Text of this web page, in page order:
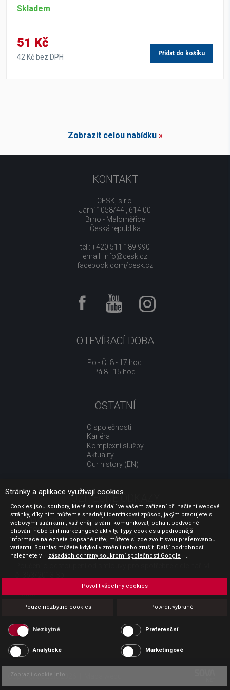
Skladem
51 Kč
42 Kč bez DPH Přidat do košíku
Zobrazit celou nabídku»
KONTAKT
CESK, s.r.o.
Jarní 1058/44i, 614 00
Brno - Maloměřice
Česká republika
tel.: +420 511 189 990
email: info@cesk.cz
facebook.com/cesk.cz
OTEVÍRACÍ DOBA
Po - Čt 8 - 17 hod.
Pá 8 - 15 hod.
OSTATNÍ
O společnosti
Kariéra
Komplexní služby
Aktuality
Our history (EN)
UŽITEČNÉ ODKAZY
Jak nakupovat
Obchodní podmínky
GDPR - ochrana osobních údajů
Profil zadavatele
Sdělení před uzavřením kupní smlouvy pro spotřebitele
Platba
Povinná publicita
Copyright CESK 2026 |
Stránky a aplikace využívají cookies.
Cookies jsou soubory, které se ukládají ve vašem zařízení při načtení webové
stránky, díky nim můžeme snadněji identifikovat způsob, jakým pracujete s
webovými stránkami, vstřícněji s vámi komunikovat, odhalit podvodné
chování nebo cílit marketingové aktivity. Typy cookies a podrobnější
informace naleznete popsané níže, můžete si zde zvolit svou preferovanou
variantu. Souhlas můžete kdykoliv změnit nebo zrušit. Další podrobnosti
naleznete v
zásadách ochrany soukromí společnosti Google .
Pouze nezbytné cookies Potvrdit vybrané
Povolit všechny cookies
Nezbytné Preferenční
Analytické Marketingové
Zobrazit cookie info